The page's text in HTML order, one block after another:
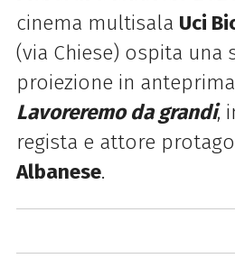
cinema multisala Uci
(via Chiese) ospita una
proiezione in
Lavoreremo da grandi,
regista e attore
Albanese.